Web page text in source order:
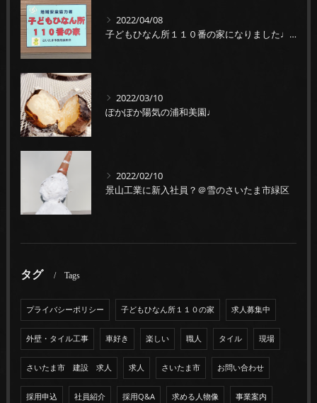
2022/04/08
子どもひなん所１１０番の家になりました♩困ったことがあればいつでも待ってます！
2022/03/10
ぽかぽか陽気の浦和美園♩
2022/02/10
景山工業に新入社員？＠雪のさいたま市緑区
タグ Tags
プライバシーポリシー 子どもひなん所１１０の家 求人募集中
外壁・タイル工事 車好き 楽しい 職人 タイル 現場
さいたま市 建設 求人 求人 さいたま市 お問い合わせ
採用申込 社員紹介 採用Q&A 求める人物像 事業案内